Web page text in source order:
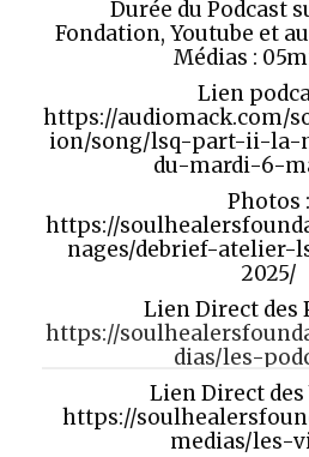
Durée du Podcast sur
Fondation, Youtube et
Médias :
Lien
https://audiomack.com/
ion/song/lsq-part-ii-la-
du-mardi-6-
Photos :
https://
nages/debrief-atelier-
2025/
Lien Direct des
https://
dias/les-
Lien Direct des
https://
medias/les-